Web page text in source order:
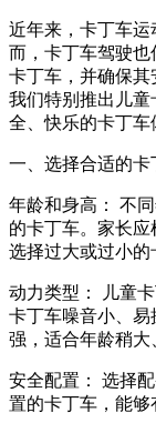
近年来，卡丁车
而，卡丁车驾驶
卡丁车，并确保其
我们特别推出儿
全、快乐的卡丁车
一、选择合适的卡
年龄和身高： 不
的卡丁车。家长
选择过大或过小的
动力类型： 儿童
卡丁车噪音小、
强，适合年龄稍大
安全配置： 选择
置的卡丁车，能够